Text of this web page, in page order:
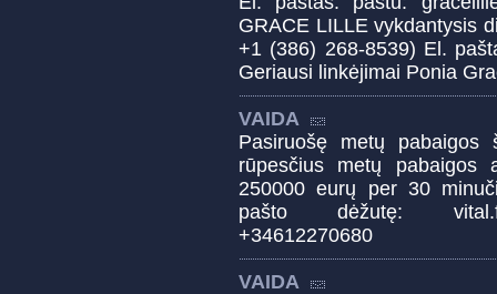
GRACE LILLE vykdantysis
+1 (386) 268-8539) El.
Geriausi linkėjimai Ponia
VAIDA
Pasiruošę metų pabaigos
rūpesčius metų
250000 eurų per 30
pašto dėžutę:
+34612270680
VAIDA